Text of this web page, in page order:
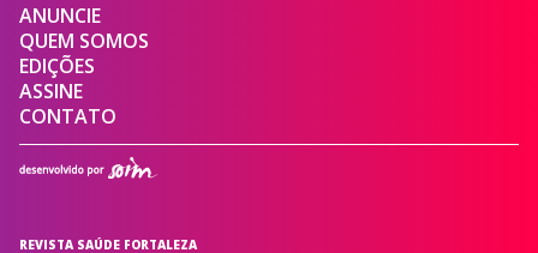
ANUNCIE
QUEM SOMOS
EDIÇÕES
ASSINE
CONTATO
REVISTA SAÚDE FORTALEZA